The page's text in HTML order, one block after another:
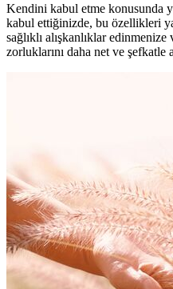
Kendini kabul etme konusunda
kabul ettiğinizde, bu özellikleri
sağlıklı alışkanlıklar
zorluklarını daha net ve şefkatle